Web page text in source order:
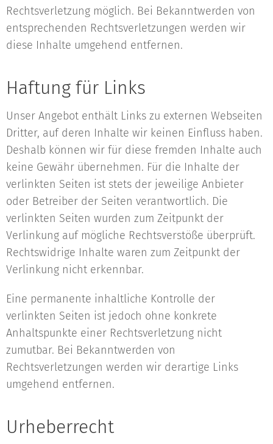
Rechtsverletzung möglich. Bei Bekanntwerden von
entsprechenden Rechtsverletzungen werden wir
diese Inhalte umgehend entfernen.
Haftung für Links
Unser Angebot enthält Links zu externen Webseiten
Dritter, auf deren Inhalte wir keinen Einfluss haben.
Deshalb können wir für diese fremden Inhalte auch
keine Gewähr übernehmen. Für die Inhalte der
verlinkten Seiten ist stets der jeweilige Anbieter
oder Betreiber der Seiten verantwortlich. Die
verlinkten Seiten wurden zum Zeitpunkt der
Verlinkung auf mögliche Rechtsverstöße überprüft.
Rechtswidrige Inhalte waren zum Zeitpunkt der
Verlinkung nicht erkennbar.
Eine permanente inhaltliche Kontrolle der
verlinkten Seiten ist jedoch ohne konkrete
Anhaltspunkte einer Rechtsverletzung nicht
zumutbar. Bei Bekanntwerden von
Rechtsverletzungen werden wir derartige Links
umgehend entfernen.
Urheberrecht